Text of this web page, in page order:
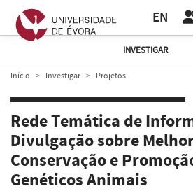
EN
INVESTIGAR
Início Investigar Projetos
Rede Temática de
Divulgação sobre
Conservação e
Genéticos Animais